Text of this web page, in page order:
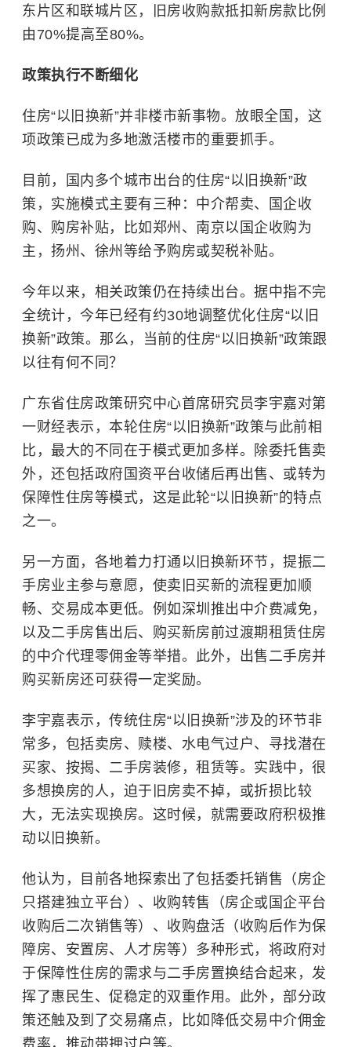
东片区和联城片区，旧房收购款抵扣新房款比例
由70%提高至80%。
政策执行不断细化
住房“以旧换新”并非楼市新事物。放眼全国，这
项政策已成为多地激活楼市的重要抓手。
目前，国内多个城市出台的住房“以旧换新”政
策，实施模式主要有三种：中介帮卖、国企收
购、购房补贴，比如郑州、南京以国企收购为
主，扬州、徐州等给予购房或契税补贴。
今年以来，相关政策仍在持续出台。据中指不完
全统计，今年已经有约30地调整优化住房“以旧
换新”政策。那么，当前的住房“以旧换新”政策跟
以往有何不同？
广东省住房政策研究中心首席研究员李宇嘉对第
一财经表示，本轮住房“以旧换新”政策与此前相
比，最大的不同在于模式更加多样。除委托售卖
外，还包括政府国资平台收储后再出售、或转为
保障性住房等模式，这是此轮“以旧换新”的特点
之一。
另一方面，各地着力打通以旧换新环节，提振二
手房业主参与意愿，使卖旧买新的流程更加顺
畅、交易成本更低。例如深圳推出 中介费减免，
以及二手房售出后、购买新房前过渡期租赁住房
的中介代理零佣金等举措。此外，出售二手房并
购买新房还可获得一定奖励。
李宇嘉表示，传统住房“以旧换新”涉及的环节非
常多，包括卖房、赎楼、水电气过户、寻找潜在
买家、按揭、二手房装修，租赁等。实践中，很
多想换房的人，迫于旧房卖不掉，或折损比较
大，无法实现换房。这时候，就需要政府积极推
动以旧换新。
他认为，目前各地探索出了包括委托销售（房企
只搭建独立平台）、收购转售（房企或国企平台
收购后二次销售等）、收购盘活（收购后作为保
障房、安置房、人才房等）多种形式，将政府对
于保障性住房的需求与二手房置换结合起来，发
挥了惠民生、促稳定的双重作用。此外，部分政
策还触及到了交易痛点，比如降低交易中介佣金